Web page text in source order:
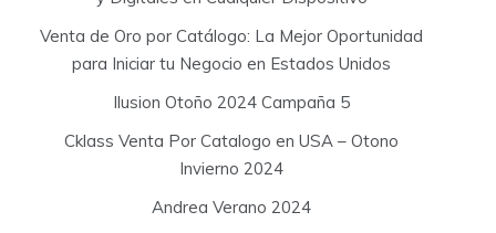
Venta de Oro por Catálogo: La Mejor Oportunidad
para Iniciar tu Negocio en Estados Unidos
Ilusion Otoño 2024 Campaña 5
Cklass Venta Por Catalogo en USA – Otono
Invierno 2024
Andrea Verano 2024